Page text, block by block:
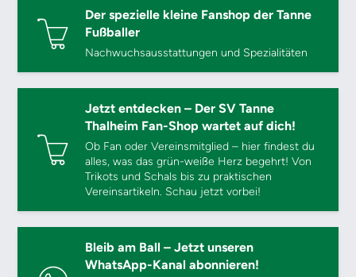
Der spezielle kleine Fanshop der Tanne
Fußballer
Nachwuchsausstattungen und Spezialitäten
Jetzt entdecken – Der SV Tanne
Thalheim Fan-Shop wartet auf dich!
Ob Fan oder Vereinsmitglied – hier findest du
alles, was das grün-weiße Herz begehrt! Von
Trikots und Schals bis zu praktischen
Vereinsartikeln. Schau jetzt vorbei!
Bleib am Ball – Jetzt unseren
WhatsApp-Kanal abonnieren!